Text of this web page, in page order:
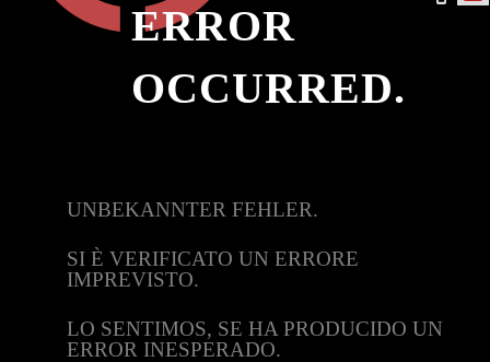
ERROR
OCCURRED.
UNBEKANNTER FEHLER.
SI È VERIFICATO UN ERRORE
IMPREVISTO.
LO SENTIMOS, SE HA PRODUCIDO UN
ERROR INESPERADO.